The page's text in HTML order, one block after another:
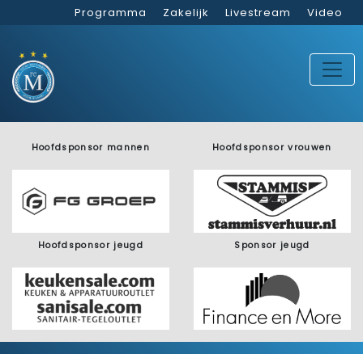
Programma Zakelijk Livestream Video
Hoofdsponsor mannen Hoofdsponsor vrouwen
Hoofdsponsor jeugd Sponsor jeugd